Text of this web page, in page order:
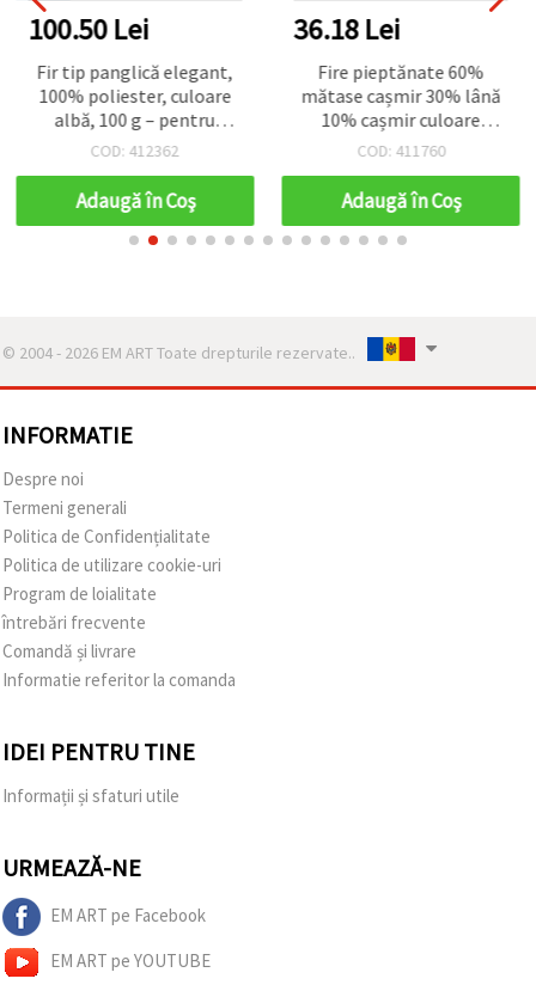
100.50 Lei
Fir tip panglică elegant,
100% poliester, culoare
albă, 100 g – pentru
tricotat și diverse
COD: 412362
Adaugă în Coş
36.18 Lei
Fire pieptănate 60%
mătase cașmir 30% lână
10% cașmir culoare
galben pal -50 grame
COD: 411760
Adaugă în Coş
© 2004 - 2026 EM ART Toate drepturile rezervate..
INFORMATIE
Despre noi
Termeni generali
Politica de Confidențialitate
Politica de utilizare cookie-uri
Program de loialitate
întrebări frecvente
Comandă și livrare
Informatie referitor la comanda
IDEI PENTRU TINE
Informații și sfaturi utile
URMEAZĂ-NE
EM ART pe Facebook
EM ART pe YOUTUBE